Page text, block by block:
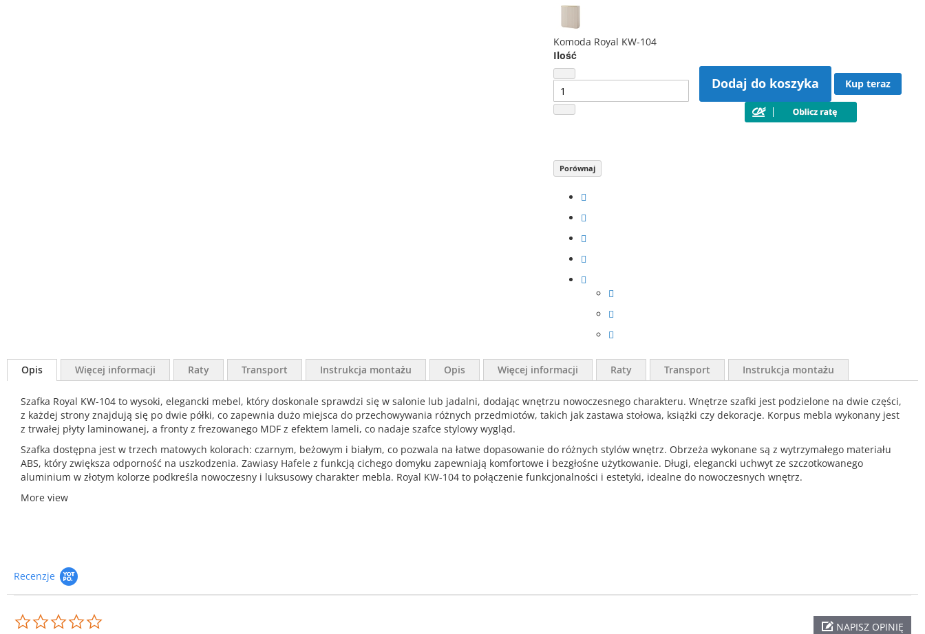
Komoda Royal KW-104
Ilość
Dodaj do koszyka Kup teraz
Porównaj
Opis Więcej informacji Raty Transport Instrukcja montażu Opis
Szafka Royal KW-104 to wysoki, elegancki mebel, który doskonale sprawdzi się w salonie lub jadalni, dodając wnętrzu nowoczesnego charakteru. Wnętrze szafki jest podzielone na dwie części,
z każdej strony znajdują się po dwie półki, co zapewnia dużo miejsca do przechowywania różnych przedmiotów, takich jak zastawa stołowa, książki czy dekoracje. Korpus mebla wykonany jest
z trwałej płyty laminowanej, a fronty z frezowanego MDF z efektem lameli, co nadaje szafce stylowy wygląd.
Szafka dostępna jest w trzech matowych kolorach: czarnym, beżowym i białym, co pozwala na łatwe dopasowanie do różnych stylów wnętrz. Obrzeża wykonane są z wytrzymałego materiału
ABS, który zwiększa odporność na uszkodzenia. Zawiasy Hafele z funkcją cichego domyku zapewniają komfortowe i bezgłośne użytkowanie. Długi, elegancki uchwyt ze szczotkowanego
aluminium w złotym kolorze podkreśla nowoczesny i luksusowy charakter mebla. Royal KW-104 to połączenie funkcjonalności i estetyki, idealne do nowoczesnych wnętrz.
More view
Więcej informacji Raty Transport Instrukcja montażu
Recenzje
NAPISZ OPINIĘ